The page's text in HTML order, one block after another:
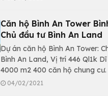
Căn hộ Bình An Tower
Chủ đầu tư Bình An Land
Dự án căn hộ Bình An Tower:
Bình An Land, Vị trí 446 Ql1k
4000 m2 400 căn hộ chung
về giá bán, diện tích, tiến độ và
04/02/2021